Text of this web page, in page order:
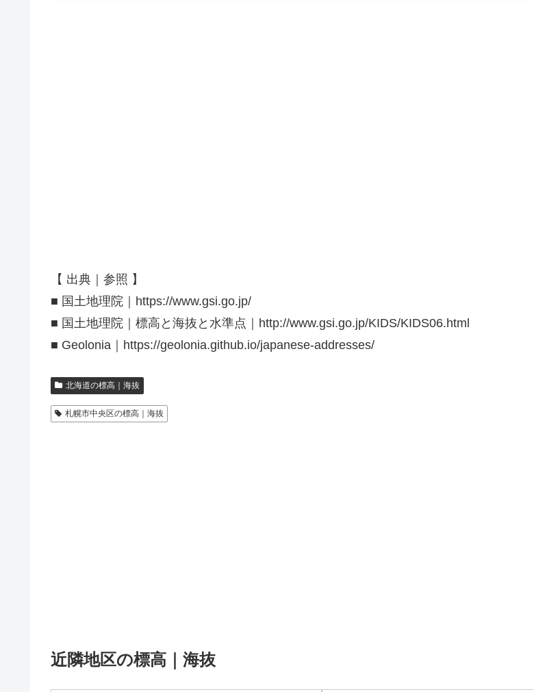
【 出典｜参照 】
■ 国土地理院｜https://www.gsi.go.jp/
■ 国土地理院｜標高と海抜と水準点｜http://www.gsi.go.jp/KIDS/KIDS06.html
■ Geolonia｜https://geolonia.github.io/japanese-addresses/
北海道の標高｜海抜
札幌市中央区の標高｜海抜
近隣地区の標高｜海抜